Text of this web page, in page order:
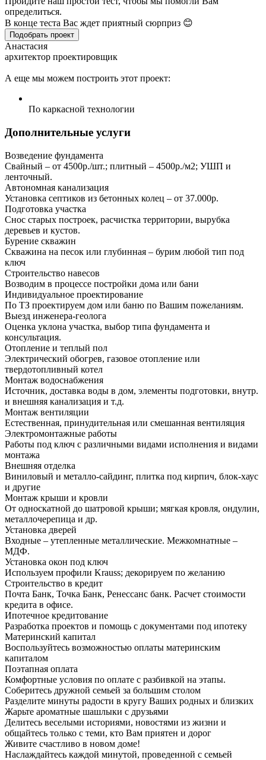
определиться.
В конце теста Вас ждет приятный сюрприз 😊
Подобрать проект
Анастасия
архитектор проектировщик
А еще мы можем построить этот проект:
По каркасной технологии
Дополнительные услуги
Возведение фундамента
Свайный – от 4500р./шт.; плитный – 4500р./м2; УШП и
ленточный.
Автономная канализация
Установка септиков из бетонных колец – от 37.000р.
Подготовка участка
Снос старых построек, расчистка территории, вырубка
деревьев и кустов.
Бурение скважин
Скважина на песок или глубинная – бурим любой тип под
ключ
Строительство навесов
Возводим в процессе постройки дома или бани
Индивидуальное проектирование
По ТЗ проектируем дом или баню по Вашим пожеланиям.
Выезд инженера-геолога
Оценка уклона участка, выбор типа фундамента и
консультация.
Отопление и теплый пол
Электрический обогрев, газовое отопление или
твердотопливный котел
Монтаж водоснабжения
Источник, доставка воды в дом, элементы подготовки, внутр.
и внешняя канализация и т.д.
Монтаж вентиляции
Естественная, принудительная или смешанная вентиляция
Электромонтажные работы
Работы под ключ с различными видами исполнения и видами
монтажа
Внешняя отделка
Виниловый и металло-сайдинг, плитка под кирпич, блок-хаус
и другие
Монтаж крыши и кровли
От односкатной до шатровой крыши; мягкая кровля, ондулин,
металлочерепица и др.
Установка дверей
Входные – утепленные металлические. Межкомнатные –
МДФ.
Установка окон под ключ
Используем профили Krauss; декорируем по желанию
Строительство в кредит
Почта Банк, Точка Банк, Ренессанс банк. Расчет стоимости
кредита в офисе.
Ипотечное кредитование
Разработка проектов и помощь с документами под ипотеку
Материнский капитал
Воспользуйтесь возможностью оплаты материнским
капиталом
Поэтапная оплата
Комфортные условия по оплате с разбивкой на этапы.
Соберитесь дружной семьей за большим столом
Разделите минуты радости в кругу Ваших родных и близких
Жарьте ароматные шашлыки с друзьями
Делитесь веселыми историями, новостями из жизни и
общайтесь только с теми, кто Вам приятен и дорог
Живите счастливо в новом доме!
Наслаждайтесь каждой минутой, проведенной с семьей